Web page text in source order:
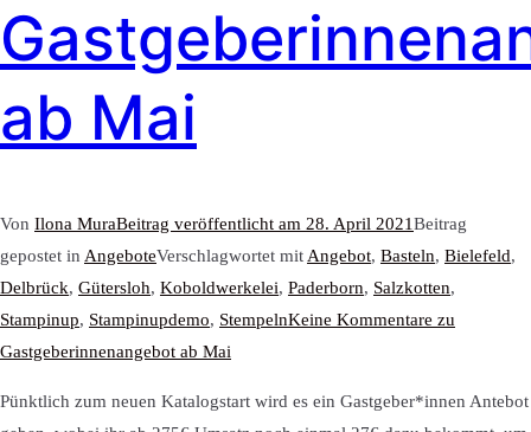
ab Mai
Von Ilona MuraBeitrag veröffentlicht am 28. April 2021Beitrag
gepostet in AngeboteVerschlagwortet mit Angebot, Basteln, Bielefeld,
Delbrück, Gütersloh, Koboldwerkelei, Paderborn, Salzkotten,
Stampinup, Stampinupdemo, StempelnKeine Kommentare zu
Gastgeberinnenangebot ab Mai
Pünktlich zum neuen Katalogstart wird es ein Gastgeber*innen Antebot